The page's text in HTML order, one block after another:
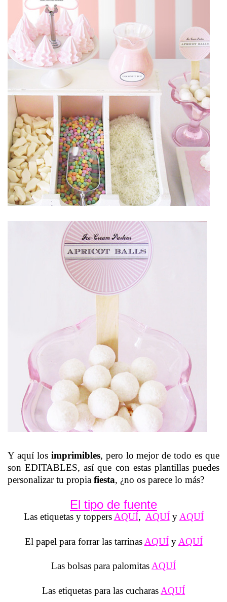
Y aquí los imprimibles, pero lo mejor de todo es que
son EDITABLES, así que con estas plantillas puedes
personalizar tu propia fiesta, ¿no os parece lo más?
El tipo de fuente
Las etiquetas y toppers AQUÍ, AQUÍy AQUÍ
El papel para forrar las tarrinas AQUÍy AQUÍ
Las bolsas para palomitasAQUÍ
Las etiquetas para las cucharas AQUÍ